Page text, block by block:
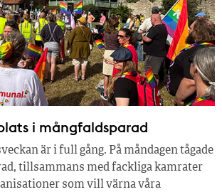
i mångfaldsparad
är i full gång. På måndagen tågade
tillsammans med fackliga kamrater
som vill värna våra